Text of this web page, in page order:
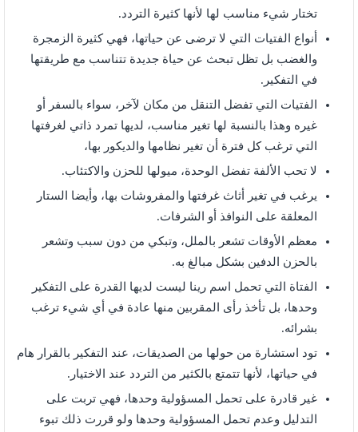
تختار شيء مناسب لها لأنها كثيرة التردد.
أنواع الفتيات التي لا ترضى عن حياتها، فهي كثيرة الزمجرة
والغضب بل تظل تبحث عن حياة جديدة تتناسب مع طريقتها
في التفكير.
الفتيات التي تفضل التنقل من مكان لآخر، سواء بالسفر أو
غيره وهذا بالنسبة لها تغير مناسب، لديها تمرد ذاتي لغرفتها
التي ترغب كل فترة أن تغير نظامها والديكور بها،
لا تحب الألفة تفضل الوحدة، ميولها للحزن والاكتئاب.
يرغب في تغير أثاث غرفتها والمفروشات بها، وأيضا الستار
المعلقة على النوافذ أو الشرفات.
معظم الأوقات تشعر بالملل، وتبكي من دون سبب وتشعر
بالحزن الدفين بشكل مبالغ به.
الفتاة التي تحمل اسم رينا ليست لديها القدرة على التفكير
وحدها، بل تأخذ رأى المقربين منها عادة في أي شيء ترغب
بشرائه.
تود استشارة من حولها من الصديقات، عند التفكير بالقرار هام
في حياتها، لأنها تتمتع بالكثير من التردد عند الاختيار.
غير قادرة على تحمل المسؤولية وحدها، فهي تربت على
التدليل وعدم تحمل المسؤولية وحدها ولو قررت ذلك تبوء